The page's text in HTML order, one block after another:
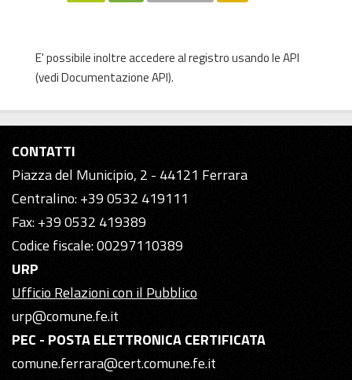
E' possibile inoltre accedere al registro usando leAPI
(vediDocumentazione API).
CONTATTI
Piazza del Municipio, 2 - 44121 Ferrara
Centralino: +39 0532 419111
Fax: +39 0532 419389
Codice fiscale: 00297110389
URP
Ufficio Relazioni con il Pubblico
urp@comune.fe.it
PEC - POSTA ELETTRONICA CERTIFICATA
comune.ferrara@cert.comune.fe.it